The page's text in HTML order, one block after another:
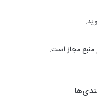
منبع مجاز است.